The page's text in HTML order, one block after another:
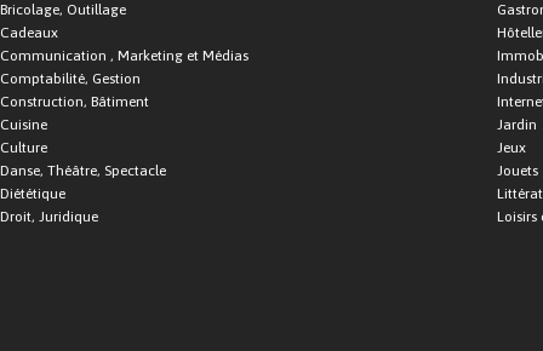
Bricolage, Outillage
Cadeaux
Communication , Marketing et Médias
Comptabilité, Gestion
Construction, Bâtiment
Cuisine
Culture
Danse, Théâtre, Spectacle
Diététique
Droit, Juridique
Jardin
Jeux
Jouets
Loisirs